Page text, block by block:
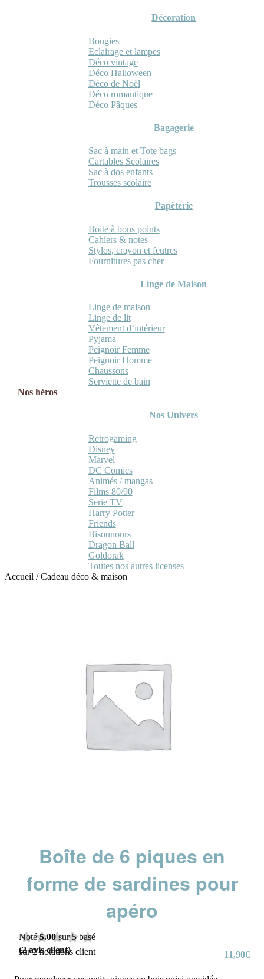
Décoration
Bougies
Eclairage et lampes
Déco vintage
Déco Halloween
Déco de Noël
Déco romantique
Déco Pâques
Bagagerie
Sac à main et Tote bags
Cartables Scolaires
Sac à dos enfants
Trousses scolaire
Papèterie
Boite à bons points
Cahiers & notes
Stylos, crayon et feutres
Fournitures pas cher
Linge de Maison
Linge de maison
Linge de lit
Vêtement d’intérieur
Pyjama
Peignoir Femme
Peignoir Homme
Chaussons
Serviette de bain
Nos héros
Nos Univers
Retrogaming
Disney
Marvel
DC Comics
Animés / mangas
Films 80/90
Serie TV
Harry Potter
Friends
Bisounours
Dragon Ball
Goldorak
Toutes nos autres licenses
Accueil /Cadeau déco & maison
Boîte de 6 piques en
forme de sardines pour
apéro
Noté5.00 sur 5 basé
sur2notations client
(2avis client) 11,90€